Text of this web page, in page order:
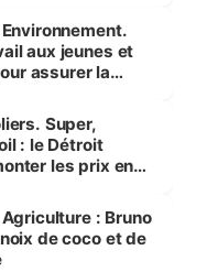
aux jeunes et
assurer la
Super,
: le Détroit
les prix en
: Bruno
de coco et de